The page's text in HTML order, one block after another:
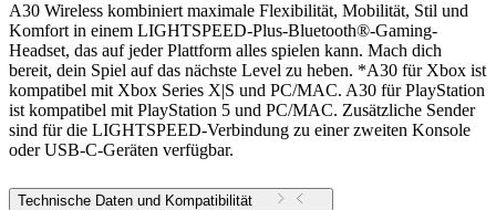
A30 Wireless kombiniert maximale Flexibilität, Mobilität, Stil und
Komfort in einem LIGHTSPEED-Plus-Bluetooth®-Gaming-
Headset, das auf jeder Plattform alles spielen kann. Mach dich
bereit, dein Spiel auf das nächste Level zu heben. *A30 für Xbox ist
kompatibel mit Xbox Series X|S und PC/MAC. A30 für PlayStation
ist kompatibel mit PlayStation 5 und PC/MAC. Zusätzliche Sender
sind für die LIGHTSPEED-Verbindung zu einer zweiten Konsole
oder USB-C-Geräten verfügbar.
Technische Daten und Kompatibilität